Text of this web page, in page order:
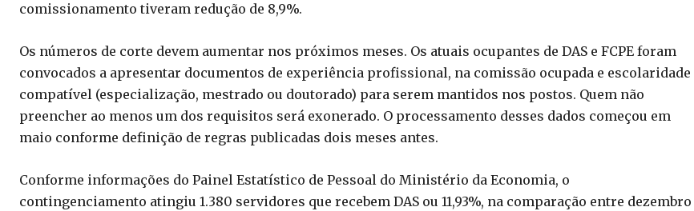
comissionamento tiveram redução de 8,9%.
Os números de corte devem aumentar nos próximos meses. Os atuais ocupantes de DAS e FCPE foram
convocados a apresentar documentos de experiência profissional, na comissão ocupada e escolaridade
compatível (especialização, mestrado ou doutorado) para serem mantidos nos postos. Quem não
preencher ao menos um dos requisitos será exonerado. O processamento desses dados começou em
maio conforme definição de regras publicadas dois meses antes.
Conforme informações do Painel Estatístico de Pessoal do Ministério da Economia, o
contingenciamento atingiu 1.380 servidores que recebem DAS ou 11,93%, na comparação entre dezembro